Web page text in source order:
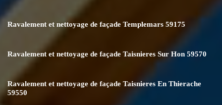
Ravalement et nettoyage de façade Templemars 59175
Ravalement et nettoyage de façade Taisnieres Sur Hon 59570
Ravalement et nettoyage de façade Taisnieres En Thierache
59550